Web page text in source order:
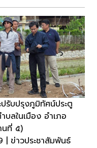
รับปรุงภูมิทัศน์ประตู
บลในเมือง อำเภอ
นที่ ๕)
ข่าวประชาสัมพันธ์